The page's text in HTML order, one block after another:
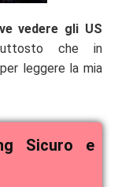
vedere gli US
che in
leggere la mia
Sicuro e